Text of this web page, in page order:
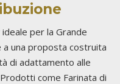
per la Grande
una proposta costruita
di adattamento alle
come Farinata di